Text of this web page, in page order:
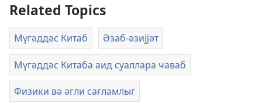
Related Topics
Мүгәддәс Китаб Әзаб-әзијјәт
Мүгәддәс Китаба аид суаллара ҹаваб
Физики вә әгли сағламлыг